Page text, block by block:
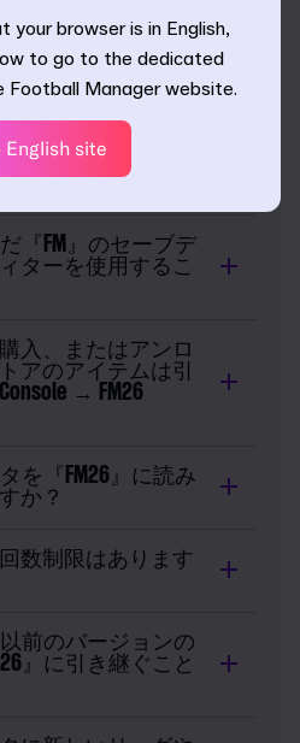
ータを引き継ぐ際
『FM』をインスト
りますか？（Epic
ーブデータを
ますか？
『FM』のセーブデ
ターを使用するこ
入、またはアンロ
アのアイテムは引
→ FM26
を『FM26』に読み
か？
数制限はあります
以前のバージョンの
』に引き継ぐこと
your browser is in English,
to go to the dedicated
Football Manager website.
English site